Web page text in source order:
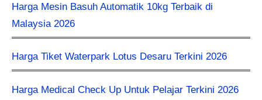
Harga Mesin Basuh Automatik 10kg Terbaik di
Malaysia 2026
Harga Tiket Waterpark Lotus Desaru Terkini 2026
Harga Medical Check Up Untuk Pelajar Terkini 2026